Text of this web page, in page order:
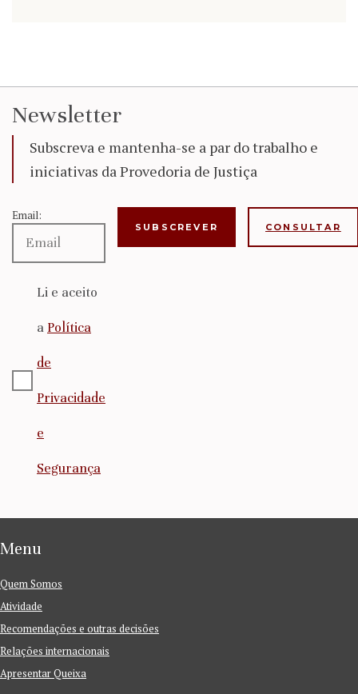
Newsletter
Subscreva e mantenha-se a par do trabalho e
iniciativas da Provedoria de Justiça
Email:
Li e aceito
a Política
de
Privacidade
e
Segurança
CONSULTAR
Menu
Quem Somos
Atividade
Recomendações e outras decisões
Relações internacionais
Apresentar Queixa